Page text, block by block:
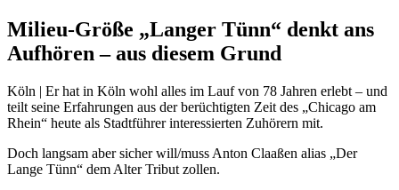
Milieu-Größe „Langer Tünn“ denkt ans
Aufhören – aus diesem Grund
Köln | Er hat in Köln wohl alles im Lauf von 78 Jahren erlebt – und
teilt seine Erfahrungen aus der berüchtigten Zeit des „Chicago am
Rhein“ heute als Stadtführer interessierten Zuhörern mit.
Doch langsam aber sicher will/muss Anton Claaßen alias „Der
Lange Tünn“ dem Alter Tribut zollen.